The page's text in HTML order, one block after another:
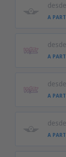
desde
A
desde
A
desde
A
desde
A